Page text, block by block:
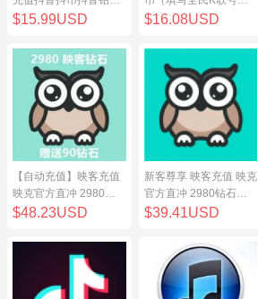
元
$15.99USD
值）
$16.08USD
【自动充值】映客充值
映克官方直冲 2980钻
石 298元 inke钻石
$48.23USD
新客尊享 映客充值 映克
官方直冲 2980钻石
298元 inke钻石
$39.41USD